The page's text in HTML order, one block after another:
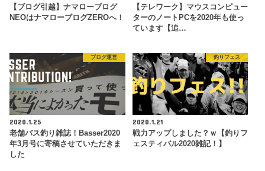
【ブログ引越】ナマローブログ
NEOはナマローブログZEROへ！
【テレワーク】マウスコンピュー
ターのノートPCを2020年も使っ
ています【追…
ブログ運営
2020.1.25
老舗バス釣り雑誌！Basser2020
年3月号に寄稿させていただきま
した
釣りフェス
2020.1.21
戦力アップしました？ｗ【釣りフ
ェスティバル2020雑記！】